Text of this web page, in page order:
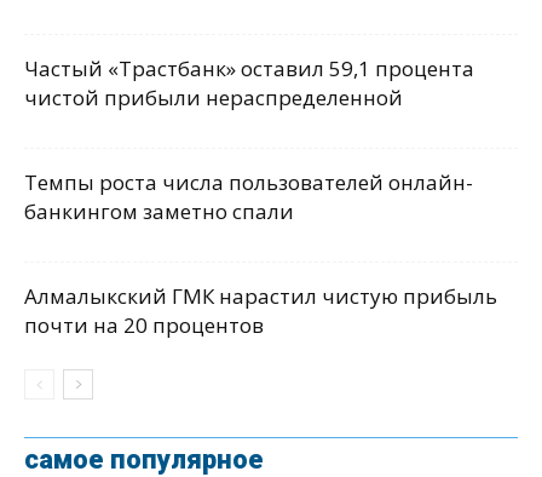
Частый «Трастбанк» оставил 59,1 процента
чистой прибыли нераспределенной
Темпы роста числа пользователей онлайн-
банкингом заметно спали
Алмалыкский ГМК нарастил чистую прибыль
почти на 20 процентов
самое популярное